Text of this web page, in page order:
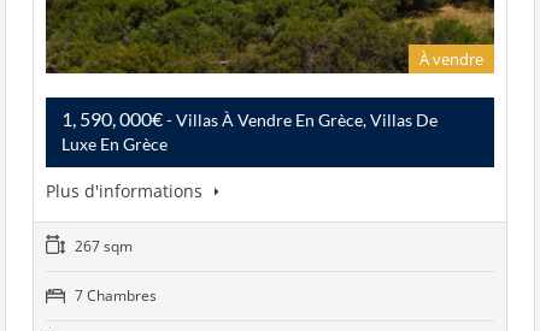
À vendre
1, 590, 000€- Villas À Vendre En Grèce, Villas De
Luxe En Grèce
Plus d'informations
267 sqm
7 Chambres